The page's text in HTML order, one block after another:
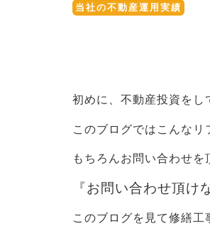
当社の不動産運用実績
初めに、不動産投資をし
このブログではこんなリ
もちろんお問い合わせを
『お問い合わせ頂け
このブログを見て修繕